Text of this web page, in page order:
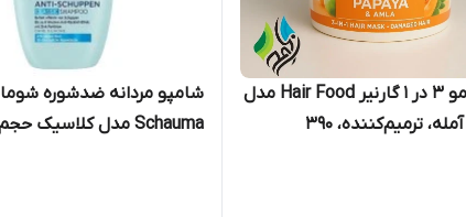
ماسک مو 3 در 1 گارنیر Hair Food مدل
پاپایا و آمله، ترمیم‌کننده، 390
شامپو مردانه ضدشوره شوما